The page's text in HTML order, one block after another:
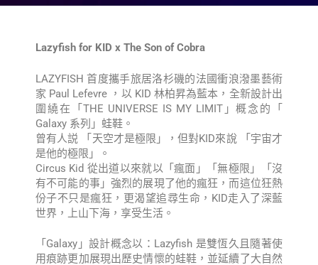
Lazyfish for KID x The Son of Cobra
LAZYFISH 首度攜手旅居洛杉磯的法國衝浪潑墨藝術
家 Paul Lefevre ，以 KID 林柏昇為藍本，全新設計出
圍繞在「THE UNIVERSE IS MY LIMIT」概念的「
Galaxy 系列」蛙鞋。
曾有人説 「天空才是極限」，但對KID來說 「宇宙才
是他的極限」。
Circus Kid 從出道以來就以「瘋面」「無極限」「沒
有不可能的事」強烈的展現了他的瘋狂，而這位狂熱
份子不只是瘋狂，更渴望追尋生命，KID走入了深藍
世界，上山下海，享受生活。
「Galaxy」設計概念以：Lazyfish 是雙恆久且隨著使
用痕跡更加展現出歷史情懷的蛙鞋，並延續了大自然